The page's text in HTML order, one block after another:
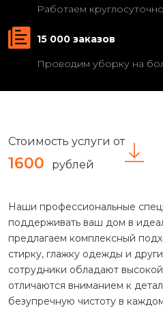
Работаем
15 000 заказов
Проводим уборку на
Стоимость услуги от
1600 рублей
Наши профессиональные
поддерживать ваш дом в
предлагаем комплексный
стирку, глажку одежды и
сотрудники обладают
отличаются вниманием к
безупречную чистоту в